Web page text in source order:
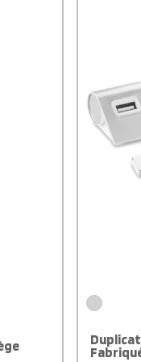
que vous
voyage
bureau, il